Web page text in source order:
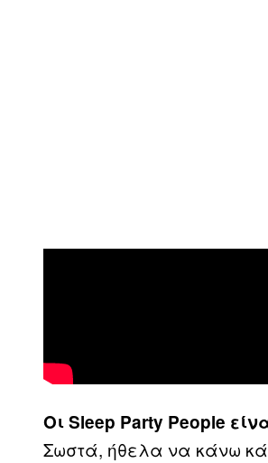
Οι Sleep Party People
Σωστά, ήθελα να κάνω